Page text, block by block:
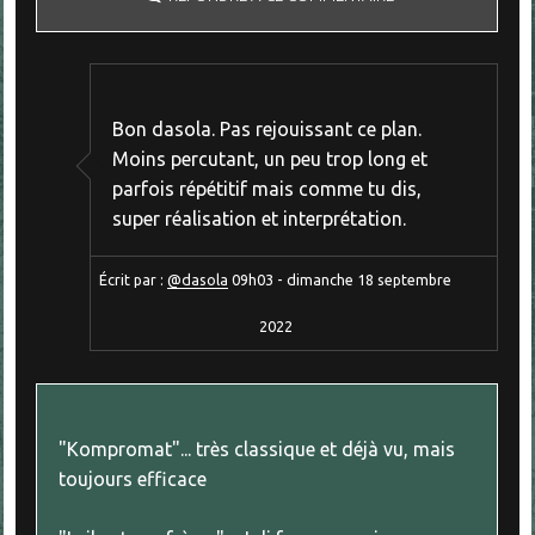
Bon dasola. Pas rejouissant ce plan.
Moins percutant, un peu trop long et
parfois répétitif mais comme tu dis,
super réalisation et interprétation.
Écrit par :@dasola 09h03 -dimanche 18 septembre
2022
"Kompromat"... très classique et déjà vu, mais
toujours efficace